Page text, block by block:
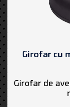
Girofar cu
Girofar de